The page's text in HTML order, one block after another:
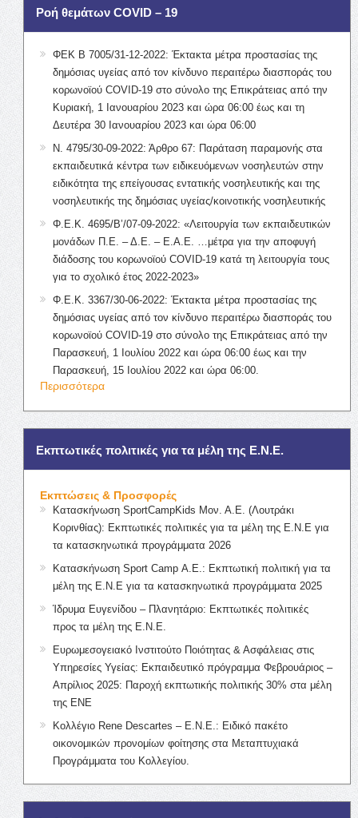
Ροή θεμάτων COVID – 19
ΦΕΚ Β 7005/31-12-2022: Έκτακτα μέτρα προστασίας της
δημόσιας υγείας από τον κίνδυνο περαιτέρω διασποράς του
κορωνοϊού COVID-19 στο σύνολο της Επικράτειας από την
Κυριακή, 1 Ιανουαρίου 2023 και ώρα 06:00 έως και τη
Δευτέρα 30 Ιανουαρίου 2023 και ώρα 06:00
Ν. 4795/30-09-2022: Άρθρο 67: Παράταση παραμονής στα
εκπαιδευτικά κέντρα των ειδικευόμενων νοσηλευτών στην
ειδικότητα της επείγουσας εντατικής νοσηλευτικής και της
νοσηλευτικής της δημόσιας υγείας/κοινοτικής νοσηλευτικής
Φ.Ε.Κ. 4695/Β’/07-09-2022: «Λειτουργία των εκπαιδευτικών
μονάδων Π.Ε. – Δ.Ε. – Ε.Α.Ε. …μέτρα για την αποφυγή
διάδοσης του κορωνοϊού COVID-19 κατά τη λειτουργία τους
για το σχολικό έτος 2022-2023»
Φ.Ε.Κ. 3367/30-06-2022: Έκτακτα μέτρα προστασίας της
δημόσιας υγείας από τον κίνδυνο περαιτέρω διασποράς του
κορωνοϊού COVID-19 στο σύνολο της Επικράτειας από την
Παρασκευή, 1 Ιουλίου 2022 και ώρα 06:00 έως και την
Παρασκευή, 15 Ιουλίου 2022 και ώρα 06:00.
Περισσότερα
Εκπτωτικές πολιτικές για τα μέλη της Ε.Ν.Ε.
Εκπτώσεις & Προσφορές
Κατασκήνωση SportCampKids Μον. Α.Ε. (Λουτράκι
Κορινθίας): Εκπτωτικές πολιτικές για τα μέλη της Ε.Ν.Ε για
τα κατασκηνωτικά προγράμματα 2026
Κατασκήνωση Sport Camp Α.Ε.: Εκπτωτική πολιτική για τα
μέλη της Ε.Ν.Ε για τα κατασκηνωτικά προγράμματα 2025
Ίδρυμα Ευγενίδου – Πλανητάριο: Εκπτωτικές πολιτικές
προς τα μέλη της Ε.Ν.Ε.
Ευρωμεσογειακό Ινστιτούτο Ποιότητας & Ασφάλειας στις
Υπηρεσίες Υγείας: Εκπαιδευτικό πρόγραμμα Φεβρουάριος –
Απρίλιος 2025: Παροχή εκπτωτικής πολιτικής 30% στα μέλη
της ΕΝΕ
Κολλέγιο Rene Descartes – Ε.Ν.Ε.: Ειδικό πακέτο
οικονομικών προνομίων φοίτησης στα Μεταπτυχιακά
Προγράμματα του Κολλεγίου.